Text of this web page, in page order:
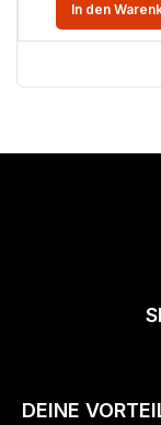
In den
DEINE